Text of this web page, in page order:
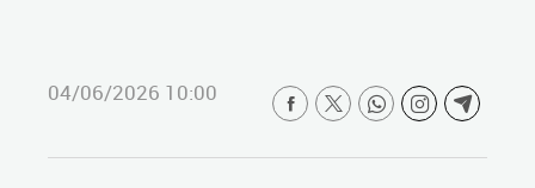
04/06/2026 10:00